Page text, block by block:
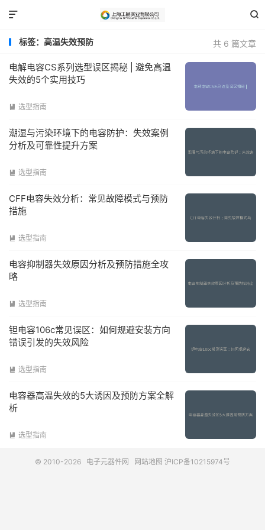


共 6 篇文章
标签：高温失效预防
电解电容CS系列选型误区揭秘 | 避免高温
失效的5个实用技巧
 选型指南
潮湿与污染环境下的电容防护：失效案例
分析及可靠性提升方案
 选型指南
CFF电容失效分析：常见故障模式与预防
措施
 选型指南
电容抑制器失效原因分析及预防措施全攻
略
 选型指南
钽电容106c常见误区：如何规避安装方向
错误引发的失效风险
 选型指南
电容器高温失效的5大诱因及预防方案全解
析
 选型指南
© 2010-2026 电子元器件网 网站地图 沪ICP备10215974号